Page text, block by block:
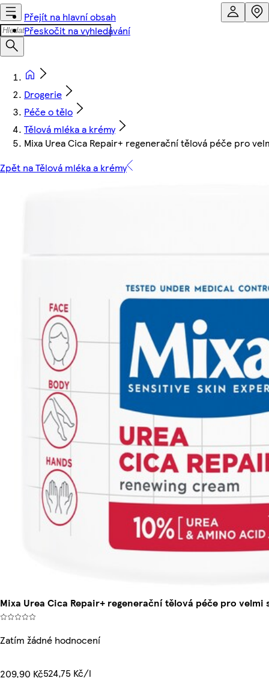
Přejít na hlavní obsah
Přeskočit na vyhledávání
Drogerie
Péče o tělo
Tělová mléka a krémy
Mixa Urea Cica Repair+ regenerační tělová péče pro
Zpět na Tělová mléka a krémy
Mixa Urea Cica Repair+ regenerační tělová péče pro
Zatím žádné hodnocení
209,90 Kč524,75 Kč/l